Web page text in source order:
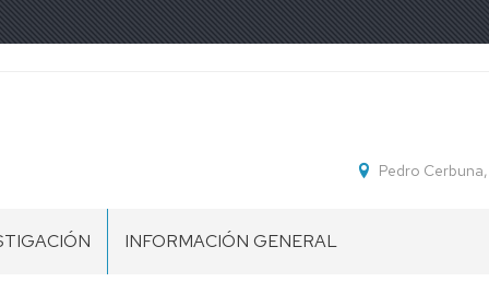
Pedro
INFORMACIÓN GENERAL